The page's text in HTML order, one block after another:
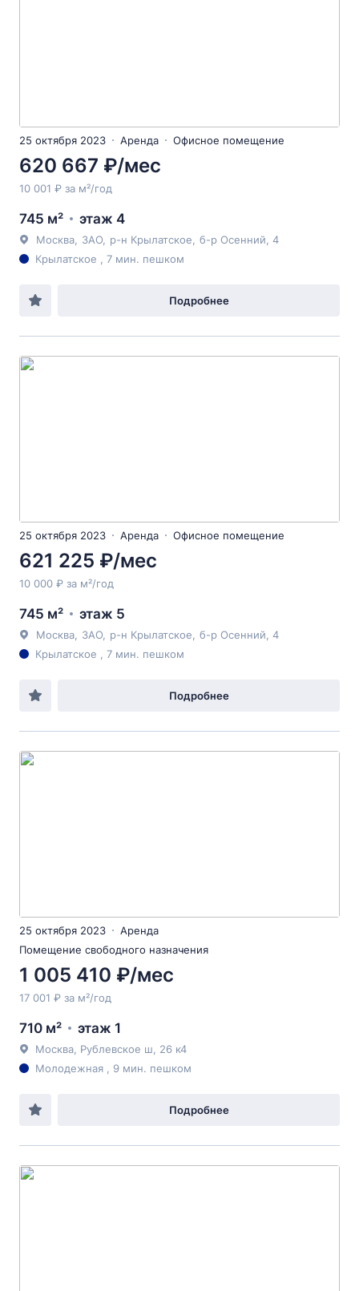
25 октября 2023 Аренда Офисное помещение
620 667 ₽/мес
10 001 ₽ за м²/год
745 м² этаж 4
Москва ЗАО р-н Крылатское б-р Осенний , 4
Крылатское , 7 мин. пешком
Подробнее
25 октября 2023 Аренда Офисное помещение
621 225 ₽/мес
10 000 ₽ за м²/год
745 м² этаж 5
Москва ЗАО р-н Крылатское б-р Осенний , 4
Крылатское , 7 мин. пешком
Подробнее
25 октября 2023
Аренда
Помещение свободного назначения
1 005 410 ₽/мес
17 001 ₽ за м²/год
710 м² этаж 1
Москва, Рублевское ш, 26 к4
Молодежная , 9 мин. пешком
Подробнее